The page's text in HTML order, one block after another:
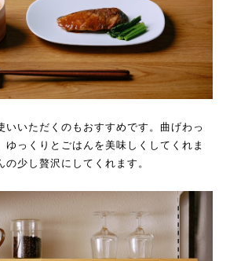
いいただくのもおすすめです。曲げわっ
ゆっくりとごはんを美味しくしてくれま
少し贅沢にしてくれます。